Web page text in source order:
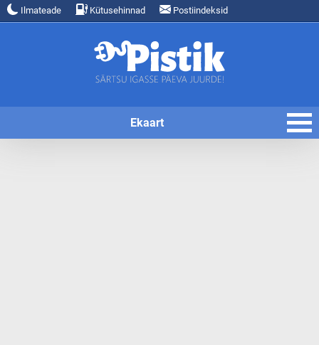
Ilmateade Kütusehinnad Postiindeksid
Ekaart